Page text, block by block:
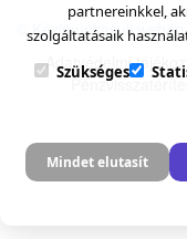
© Kézimunkasuli
Adatvédelmi
partnereinkkel,
szolgáltatásaik
Szükséges
Mindet elutasít